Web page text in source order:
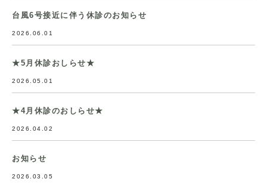
台風6号接近に伴う休診のお知らせ
2026.06.01
★5月休診おしらせ★
2026.05.01
★4月休診のおしらせ★
2026.04.02
お知らせ
2026.03.05